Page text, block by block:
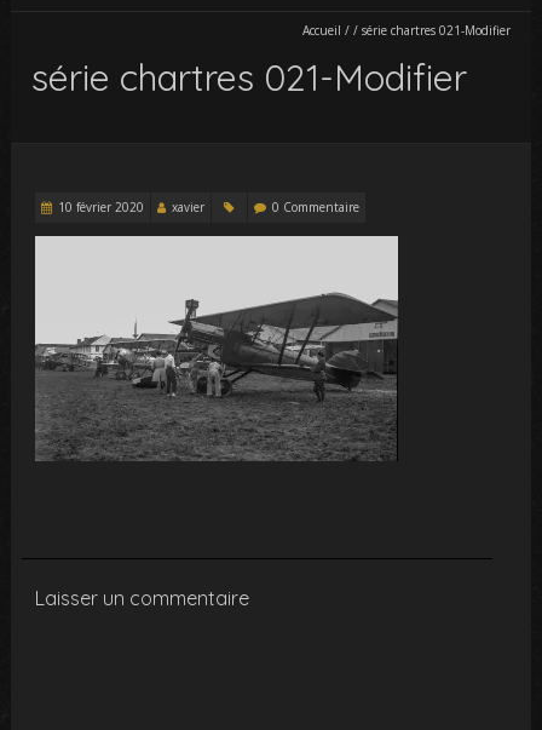
Accueil / / série chartres 021-Modifier
série chartres 021-Modifier
10 février 2020 xavier 0 Commentaire
Laisser un commentaire